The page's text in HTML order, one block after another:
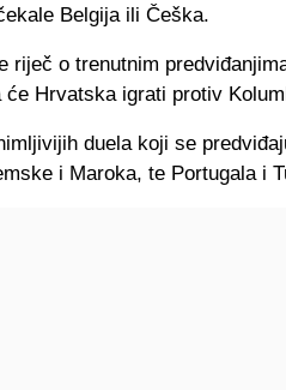
Belgija ili Češka.
riječ o trenutnim
će Hrvatska igrati protiv
duela koji se
i Maroka, te Portugala i